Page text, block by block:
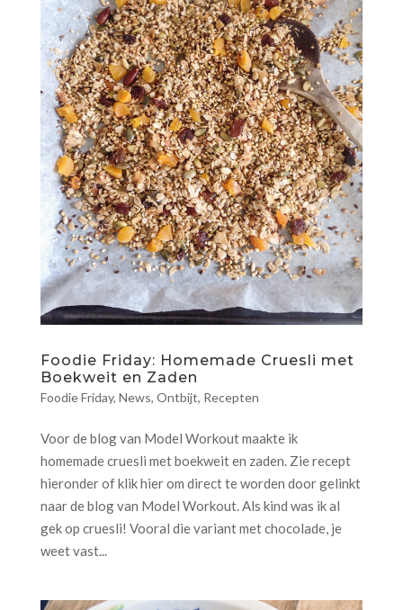
Foodie Friday: Homemade Cruesli met
Boekweit en Zaden
Foodie Friday, News, Ontbijt, Recepten
Voor de blog van Model Workout maakte ik
homemade cruesli met boekweit en zaden. Zie recept
hieronder of klik hier om direct te worden door gelinkt
naar de blog van Model Workout. Als kind was ik al
gek op cruesli! Vooral die variant met chocolade, je
weet vast...